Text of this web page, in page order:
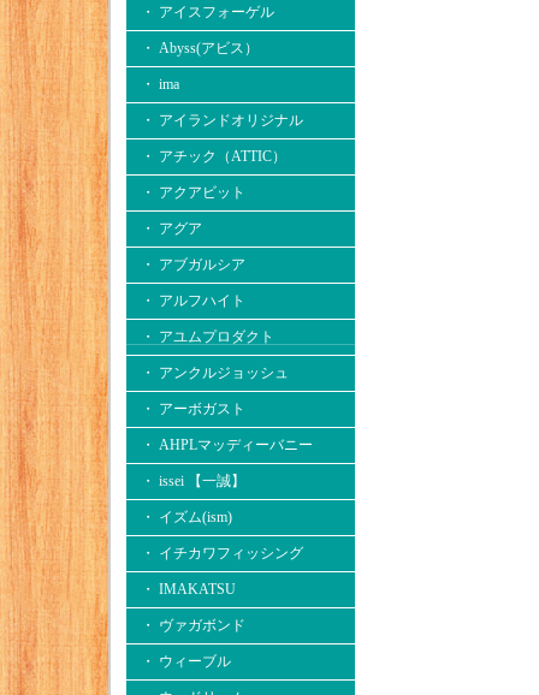
・ アイスフォーゲル
・ Abyss(アビス）
・ ima
・ アイランドオリジナル
・ アチック（ATTIC）
・ アクアビット
・ アグア
・ アブガルシア
・ アルフハイト
・ アユムプロダクト
・ アンクルジョッシュ
・ アーボガスト
・ AHPLマッディーバニー
・ issei 【一誠】
・ イズム(ism)
・ イチカワフィッシング
・ IMAKATSU
・ ヴァガボンド
・ ウィーブル